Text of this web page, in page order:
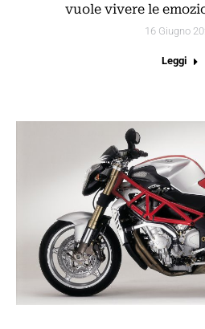
vuole vivere le
16 Giugno
Leggi